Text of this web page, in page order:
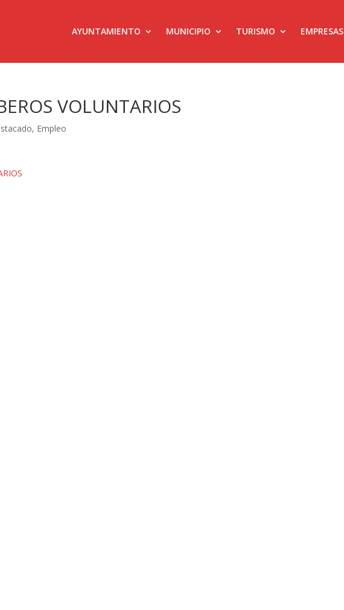
AYUNTAMIENTO MUNICIPIO TURISMO EMPRESAS
VOLUNTARIOS
, Empleo